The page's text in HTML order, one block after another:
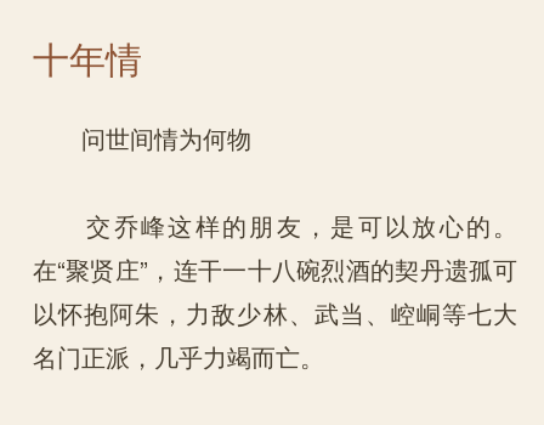
十年情
问世间情为何物
交乔峰这样的朋友，是可以放心的。
在“聚贤庄”，连干一十八碗烈酒的契丹遗孤可
以怀抱阿朱，力敌少林、武当、崆峒等七大
名门正派，几乎力竭而亡。